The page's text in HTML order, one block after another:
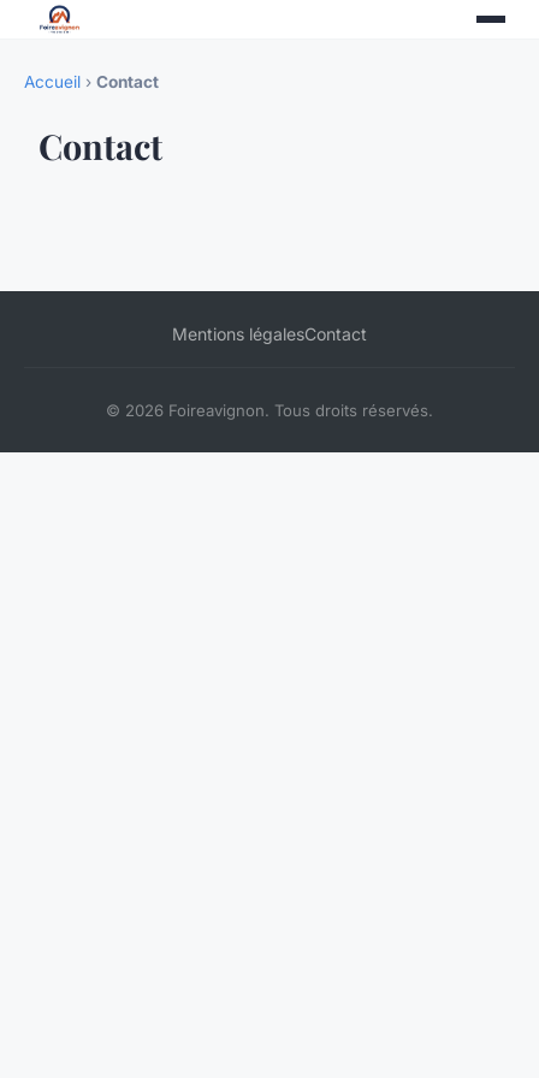
Accueil › Contact
Contact
Mentions légalesContact
© 2026 Foireavignon. Tous droits réservés.